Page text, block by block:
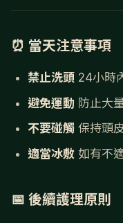
⏰ 當天注意事項
禁止洗頭 24小時
避免運動 防止大
不要碰觸 保持頭
適當冰敷 如有不
📅 後續護理原則